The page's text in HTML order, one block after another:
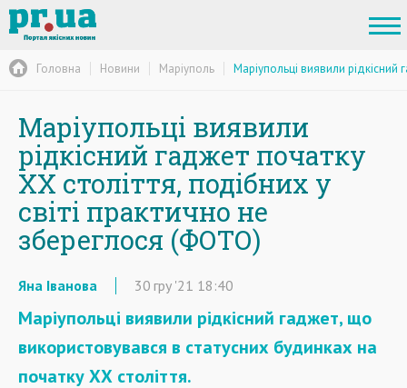
Головна Новини Маріуполь Маріупольці виявили
Маріупольці виявили
рідкісний гаджет початку
ХХ століття, подібних у
світі практично не
збереглося (ФОТО)
Яна Іванова 30 гру '21 18:40
Маріупольці виявили рідкісний гаджет, що
використовувався в статусних будинках на
початку ХХ століття.